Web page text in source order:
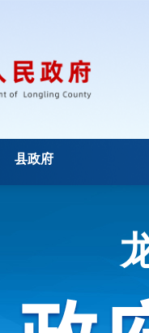
县政府